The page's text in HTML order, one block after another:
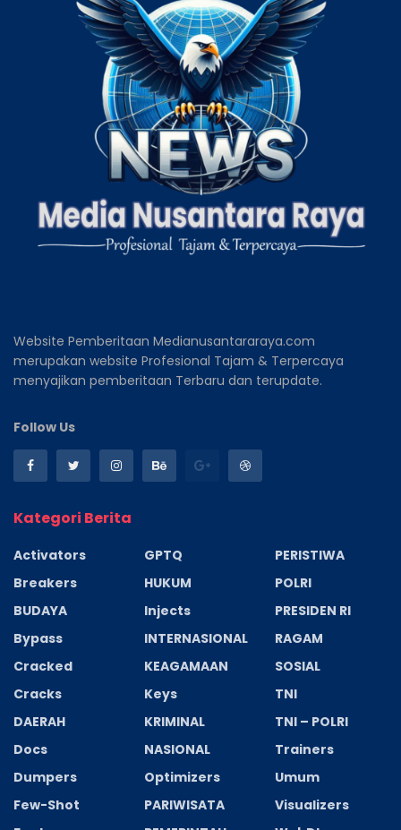
Website Pemberitaan Medianusantararaya.com
merupakan website Profesional Tajam & Terpercaya
menyajikan pemberitaan Terbaru dan terupdate.
Follow Us
Kategori Berita
Activators
Breakers
BUDAYA
Bypass
Cracked
Cracks
DAERAH
Docs
Dumpers
Few-Shot
GPTQ
HUKUM
Injects
INTERNASIONAL
KEAGAMAAN
Keys
KRIMINAL
NASIONAL
Optimizers
PARIWISATA
PERISTIWA
POLRI
PRESIDEN RI
RAGAM
SOSIAL
TNI
TNI – POLRI
Trainers
Umum
Visualizers